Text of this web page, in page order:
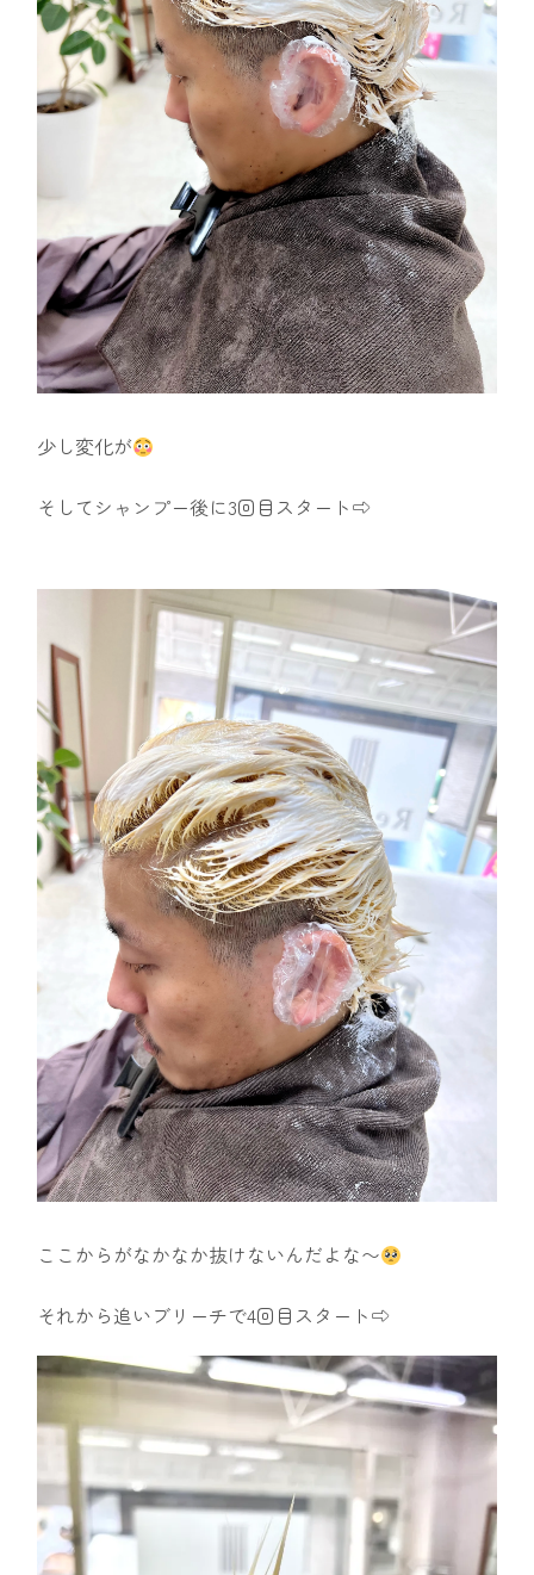
少し変化が
そしてシャンプー後に3回目スタート⇨
ここからがなかなか抜けないんだよな〜
それから追いブリーチで4回目スタート⇨